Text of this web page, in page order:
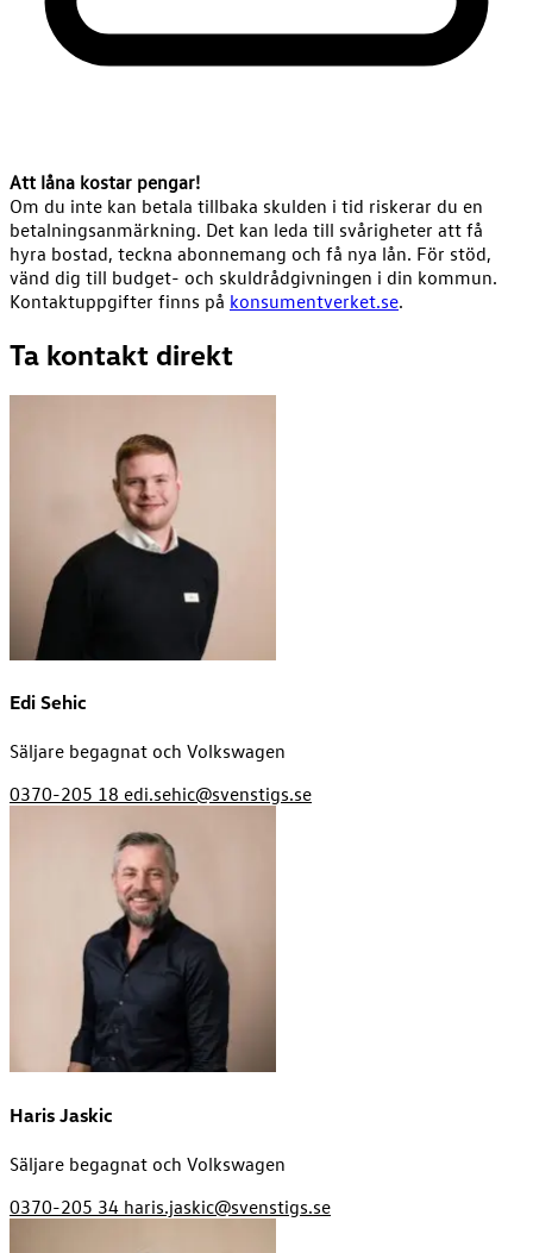
Att låna kostar pengar!
Om du inte kan betala tillbaka skulden i tid riskerar du en
betalningsanmärkning. Det kan leda till svårigheter att få
hyra bostad, teckna abonnemang och få nya lån. För stöd,
vänd dig till budget- och skuldrådgivningen i din kommun.
Kontaktuppgifter finns på konsumentverket.se.
Ta kontakt direkt
Edi Sehic
Säljare begagnat och Volkswagen
0370-205 18 edi.sehic@svenstigs.se
Haris Jaskic
Säljare begagnat och Volkswagen
0370-205 34 haris.jaskic@svenstigs.se